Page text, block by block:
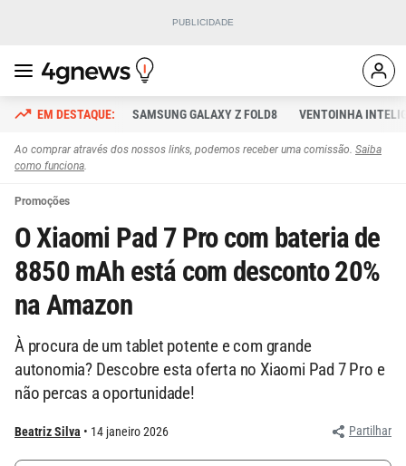
SAMSUNG GALAXY Z FOLD8 VENTOINHA
Ao comprar através dos nossos links, podemos receber uma comissão. Saiba
como funciona.
Promoções
O Xiaomi Pad 7 Pro com bateria de
8850 mAh está com desconto 20%
na Amazon
À procura de um tablet potente e com grande
autonomia? Descobre esta oferta no Xiaomi Pad 7 Pro e
não percas a oportunidade!
Beatriz Silva 14 janeiro 2026 Partilhar